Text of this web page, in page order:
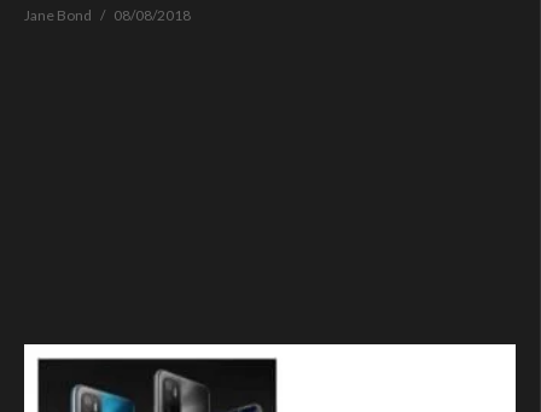
Jane Bond 08/08/2018